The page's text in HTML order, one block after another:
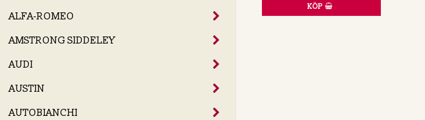
ALFA-ROMEO
AMSTRONG SIDDELEY
AUDI
AUSTIN
AUTOBIANCHI
KÖP